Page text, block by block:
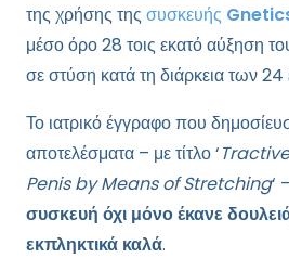
της χρήσης της συσκευής
μέσο όρο 28 τοις εκατό αύξηση
σε στύση κατά τη διάρκεια των
Το ιατρικό έγγραφο που
αποτελέσματα – με τίτλο ‘
Penis by Means of Stretching‘ –
συσκευή όχι μόνο έκανε
εκπληκτικά καλά.